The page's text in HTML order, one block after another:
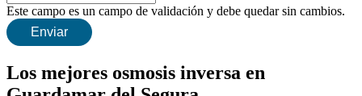
Este campo es un campo de validación y debe quedar sin cambios.
Los mejores osmosis inversa en